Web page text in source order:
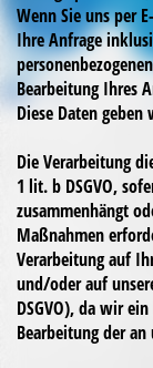
Wenn Sie uns per
Ihre Anfrage
Bearbeitung Ihres
Diese Daten
Die Verarbeitung
1 lit. b DSGVO,
zusammenhängt
Maßnahmen
Verarbeitung auf
und/oder auf
DSGVO), da wir
Bearbeitung der